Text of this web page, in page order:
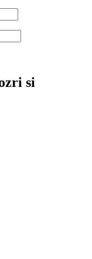
si